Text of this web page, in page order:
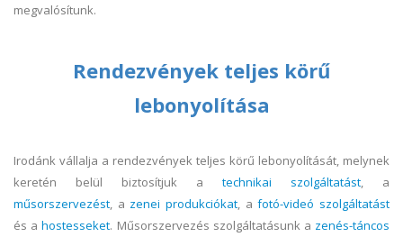
megvalósítunk.
Rendezvények teljes körű
lebonyolítása
Irodánk vállalja a rendezvények teljes körű lebonyolítását, melynek
keretén belül biztosítjuk a technikai szolgáltatást, a
műsorszervezést, a zenei produkciókat, afotó-videó szolgáltatást
és ahostesseket. Műsorszervezés szolgáltatásunk a zenés-táncos